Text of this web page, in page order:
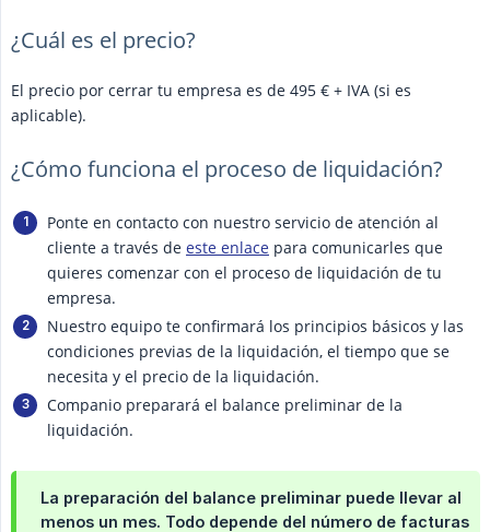
¿Cuál es el precio?
El precio por cerrar tu empresa es de 495 € + IVA (si es
aplicable).
¿Cómo funciona el proceso de liquidación?
Ponte en contacto con nuestro servicio de atención al
cliente a través de este enlace para comunicarles que
quieres comenzar con el proceso de liquidación de tu
empresa.
Nuestro equipo te confirmará los principios básicos y las
condiciones previas de la liquidación, el tiempo que se
necesita y el precio de la liquidación.
Companio preparará el balance preliminar de la
liquidación.
La preparación del balance preliminar puede llevar al
menos un mes. Todo depende del número de facturas